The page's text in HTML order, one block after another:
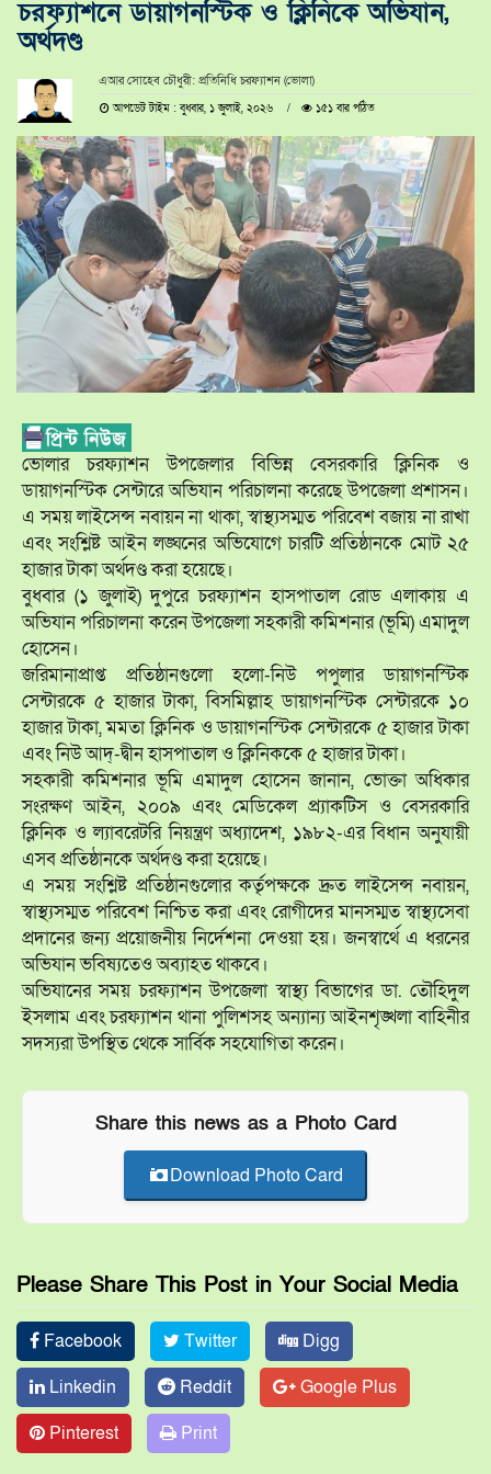
চরফ্যাশনে ডায়াগনস্টিক ও ক্লিনিকে অভিযান,
অর্থদণ্ড
এআর সোহেব চৌধুরী: প্রতিনিধি চরফ্যাশন (ভোলা)
আপডেট টাইম : বুধবার, ১ জুলাই, ২০২৬ ১৫১ বার পঠিত
ভোলার চরফ্যাশন উপজেলার বিভিন্ন বেসরকারি ক্লিনিক ও
ডায়াগনস্টিক সেন্টারে অভিযান পরিচালনা করেছে উপজেলা প্রশাসন।
এ সময় লাইসেন্স নবায়ন না থাকা, স্বাস্থ্যসম্মত পরিবেশ বজায় না রাখা
এবং সংশ্লিষ্ট আইন লঙ্ঘনের অভিযোগে চারটি প্রতিষ্ঠানকে মোট ২৫
হাজার টাকা অর্থদণ্ড করা হয়েছে।
‎বুধবার (১ জুলাই) দুপুরে চরফ্যাশন হাসপাতাল রোড এলাকায় এ
অভিযান পরিচালনা করেন উপজেলা সহকারী কমিশনার (ভূমি) এমাদুল
হোসেন।
‎জরিমানাপ্রাপ্ত প্রতিষ্ঠানগুলো হলো-নিউ পপুলার ডায়াগনস্টিক
সেন্টারকে ৫ হাজার টাকা, বিসমিল্লাহ ডায়াগনস্টিক সেন্টারকে ১০
হাজার টাকা, মমতা ক্লিনিক ও ডায়াগনস্টিক সেন্টারকে ৫ হাজার টাকা
এবং নিউ আদ্-দ্বীন হাসপাতাল ও ক্লিনিককে ৫ হাজার টাকা।
‎সহকারী কমিশনার ভূমি এমাদুল হোসেন জানান, ভোক্তা অধিকার
সংরক্ষণ আইন, ২০০৯ এবং মেডিকেল প্র্যাকটিস ও বেসরকারি
ক্লিনিক ও ল্যাবরেটরি নিয়ন্ত্রণ অধ্যাদেশ, ১৯৮২-এর বিধান অনুযায়ী
এসব প্রতিষ্ঠানকে অর্থদণ্ড করা হয়েছে।
‎এ সময় সংশ্লিষ্ট প্রতিষ্ঠানগুলোর কর্তৃপক্ষকে দ্রুত লাইসেন্স নবায়ন,
স্বাস্থ্যসম্মত পরিবেশ নিশ্চিত করা এবং রোগীদের মানসম্মত স্বাস্থ্যসেবা
প্রদানের জন্য প্রয়োজনীয় নির্দেশনা দেওয়া হয়। জনস্বার্থে এ ধরনের
অভিযান ভবিষ্যতেও অব্যাহত থাকবে।
‎অভিযানের সময় চরফ্যাশন উপজেলা স্বাস্থ্য বিভাগের ডা. তৌহিদুল
ইসলাম এবং চরফ্যাশন থানা পুলিশসহ অন্যান্য আইনশৃঙ্খলা বাহিনীর
সদস্যরা উপস্থিত থেকে সার্বিক সহযোগিতা করেন।
Share this news as a Photo Card
Download Photo Card
Please Share This Post in Your Social Media
Facebook Twitter
Digg
Linkedin
Reddit
Google Plus
Pinterest
Print